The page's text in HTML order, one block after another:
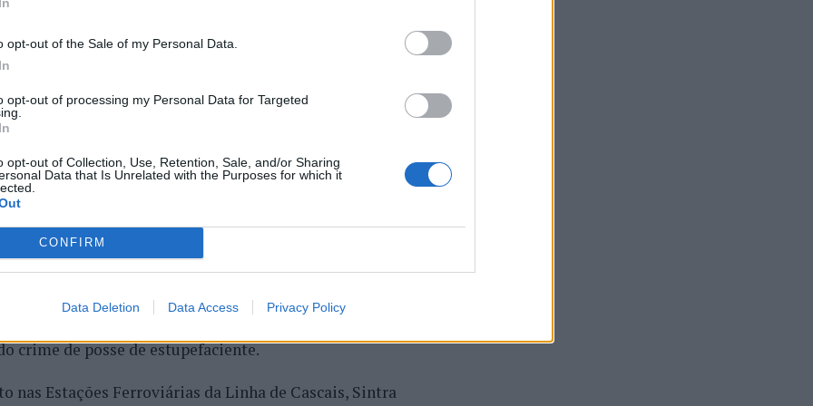
opt-out of the Sale of my Personal Data.
opt-out of processing my Personal Data for Targeted
opt-out of Collection, Use, Retention, Sale, and/or Sharing
Data that Is Unrelated with the Purposes for which it
CONFIRM
Data Deletion Data Access Privacy Policy
Bela Vista, o suspeito, ao deparar-se com os
demonstrando um comportamento suspeito,
posse, afirmou que tinha uma faca, a qual
a apurar que se tratava de uma faca de abertura
que seria para defesa pessoal.
na Instância Local Criminal de Lisboa – Secção de
da Misericórdia, Parque das Nações e Queluz e
com idades compreendidas entre os 17 e 28
crime de posse de estupefaciente.
nas Estações Ferroviárias da Linha de Cascais, Sintra